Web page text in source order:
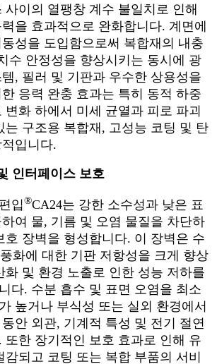
사이의 열팽창 계수 불일치로 인해
을 효과적으로 완화합니다. 계면에
성을 도입함으로써 복합재의 내충
수 안정성을 향상시키는 동시에 광
, 필러 및 기판과 우수한 상용성을
응력 완충 효과는 특히 동적 하중
변화 하에서 미세 균열과 피로 파괴
는 구조용 복합재, 고성능 코팅 및 탄
입니다.
인터페이스 보호
입®CA24는 강한 소수성과 낮은 표
여 물, 기름 및 오염 물질을 차단하
호 장벽을 형성합니다. 이 장벽은 수
화에 대한 기판 저항성을 크게 향상
화 및 환경 노출로 인한 성능 저하를
다. 수분 흡수 및 표면 오염을 최소
높거나 부식성 또는 실외 환경에서
안 외관, 기계적 특성 및 전기 절연
또한 장기적인 보호 효과로 인해 유
감되고 코팅 또는 복합 부품의 서비